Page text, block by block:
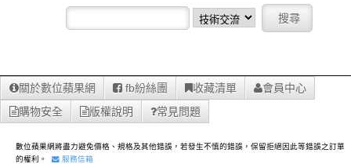
關於數位蘋果網 fb紛絲團 收藏清單
會員中心
購物安全
版權說明 常見問題
數位蘋果網將盡力避免價格、規格及其他錯誤，若發生不慎的錯誤，保留拒絕因此等錯誤之訂單
的權利。
服務信箱